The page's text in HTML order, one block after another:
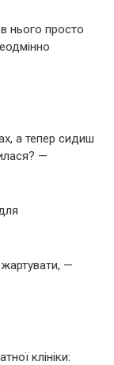
нього просто
а тепер сидиш
—
—
клініки: